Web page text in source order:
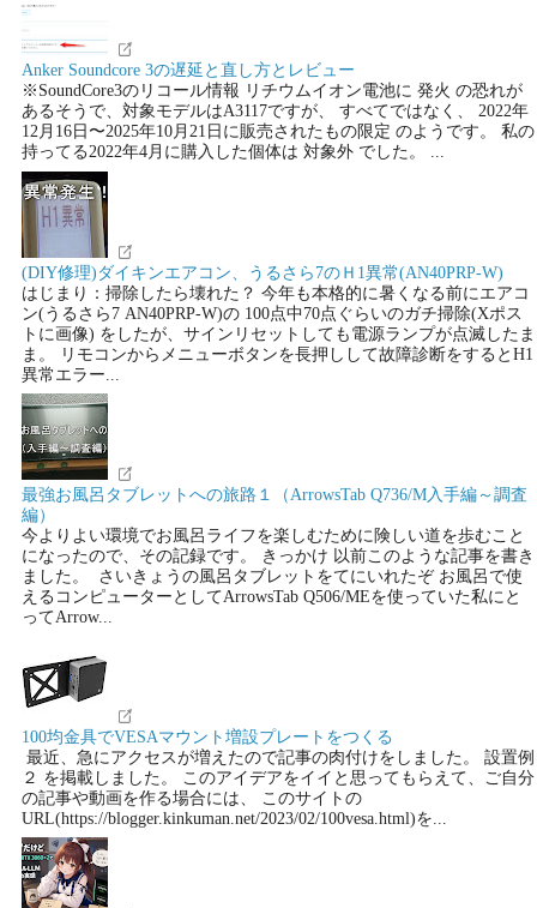
Anker Soundcore 3の遅延と直し方とレビュー
※SoundCore3のリコール情報 リチウムイオン電池に 発火 の恐れが
あるそうで、対象モデルはA3117ですが、 すべてではなく、 2022年
12月16日〜2025年10月21日に販売されたもの限定 のようです。 私の
持ってる2022年4月に購入した個体は 対象外 でした。 ...
(DIY修理)ダイキンエアコン、うるさら7のＨ1異常(AN40PRP-W)
はじまり：掃除したら壊れた？ 今年も本格的に暑くなる前にエアコ
ン(うるさら7 AN40PRP-W)の 100点中70点ぐらいのガチ掃除(Xポス
トに画像) をしたが、サインリセットしても電源ランプが点滅したま
ま。 リモコンからメニューボタンを長押しして故障診断をするとH1
異常エラー...
最強お風呂タブレットへの旅路１（ArrowsTab Q736/M入手編～調査
編）
今よりよい環境でお風呂ライフを楽しむために険しい道を歩むこと
になったので、その記録です。 きっかけ 以前このような記事を書き
ました。 さいきょうの風呂タブレットをてにいれたぞ お風呂で使
えるコンピューターとしてArrowsTab Q506/MEを使っていた私にと
ってArrow...
100均金具でVESAマウント増設プレートをつくる
最近、急にアクセスが増えたので記事の肉付けをしました。 設置例
２ を掲載しました。 このアイデアをイイと思ってもらえて、ご自分
の記事や動画を作る場合には、 このサイトの
URL(https://blogger.kinkuman.net/2023/02/100vesa.html)を...